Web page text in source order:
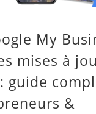
My
mises à
guide
&